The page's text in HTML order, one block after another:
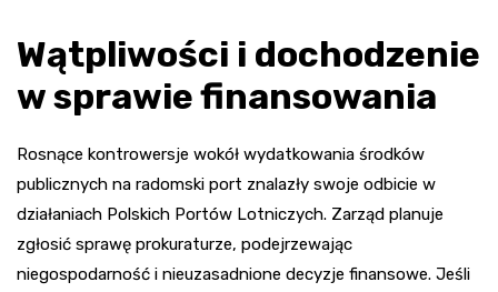
Wątpliwości i dochodzenie
w sprawie finansowania
Rosnące kontrowersje wokół wydatkowania środków
publicznych na radomski port znalazły swoje odbicie w
działaniach Polskich Portów Lotniczych. Zarząd planuje
zgłosić sprawę prokuraturze, podejrzewając
niegospodarność i nieuzasadnione decyzje finansowe. Jeśli